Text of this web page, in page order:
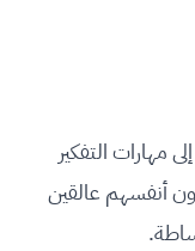
مهارات التفكير
أنفسهم عالقين